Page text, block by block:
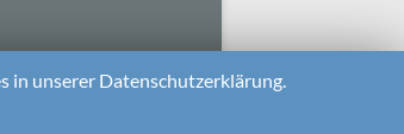
in unserer Datenschutzerklärung.